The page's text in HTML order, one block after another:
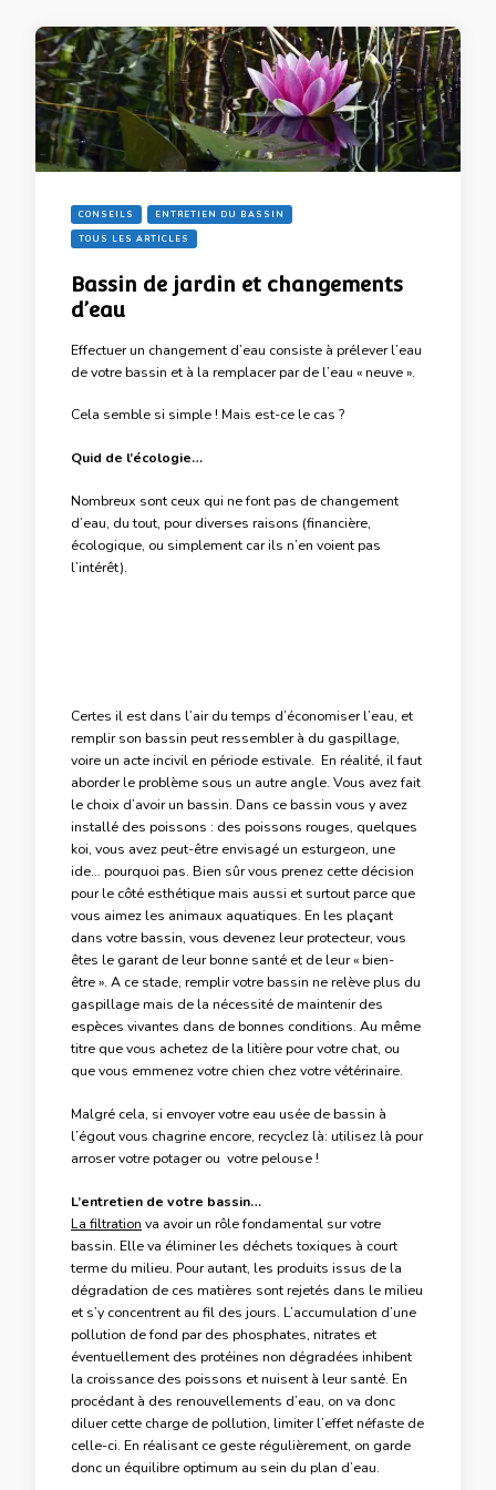
CONSEILS
ENTRETIEN DU BASSIN
TOUS LES ARTICLES
Bassin de jardin et changements
d’eau
Effectuer un changement d’eau consiste à prélever l’eau
de votre bassin et à la remplacer par de l’eau « neuve ».
Cela semble si simple ! Mais est-ce le cas ?
Quid de l’écologie…
Nombreux sont ceux qui ne font pas de changement
d’eau, du tout, pour diverses raisons (financière,
écologique, ou simplement car ils n’en voient pas
l’intérêt).
Certes il est dans l’air du temps d’économiser l’eau, et
remplir son bassin peut ressembler à du gaspillage,
voire un acte incivil en période estivale. En réalité, il faut
aborder le problème sous un autre angle. Vous avez fait
le choix d’avoir un bassin. Dans ce bassin vous y avez
installé des poissons : des poissons rouges, quelques
koi, vous avez peut-être envisagé un esturgeon, une
ide… pourquoi pas. Bien sûr vous prenez cette décision
pour le côté esthétique mais aussi et surtout parce que
vous aimez les animaux aquatiques. En les plaçant
dans votre bassin, vous devenez leur protecteur, vous
êtes le garant de leur bonne santé et de leur « bien-
être ». A ce stade, remplir votre bassin ne relève plus du
gaspillage mais de la nécessité de maintenir des
espèces vivantes dans de bonnes conditions. Au même
titre que vous achetez de la litière pour votre chat, ou
que vous emmenez votre chien chez votre vétérinaire.
Malgré cela, si envoyer votre eau usée de bassin à
l’égout vous chagrine encore, recyclez là: utilisez là pour
arroser votre potager ou votre pelouse !
L’entretien de votre bassin…
La filtration va avoir un rôle fondamental sur votre
bassin. Elle va éliminer les déchets toxiques à court
terme du milieu. Pour autant, les produits issus de la
dégradation de ces matières sont rejetés dans le milieu
et s’y concentrent au fil des jours. L’accumulation d’une
pollution de fond par des phosphates, nitrates et
éventuellement des protéines non dégradées inhibent
la croissance des poissons et nuisent à leur santé. En
procédant à des renouvellements d’eau, on va donc
diluer cette charge de pollution, limiter l’effet néfaste de
celle-ci. En réalisant ce geste régulièrement, on garde
donc un équilibre optimum au sein du plan d’eau.